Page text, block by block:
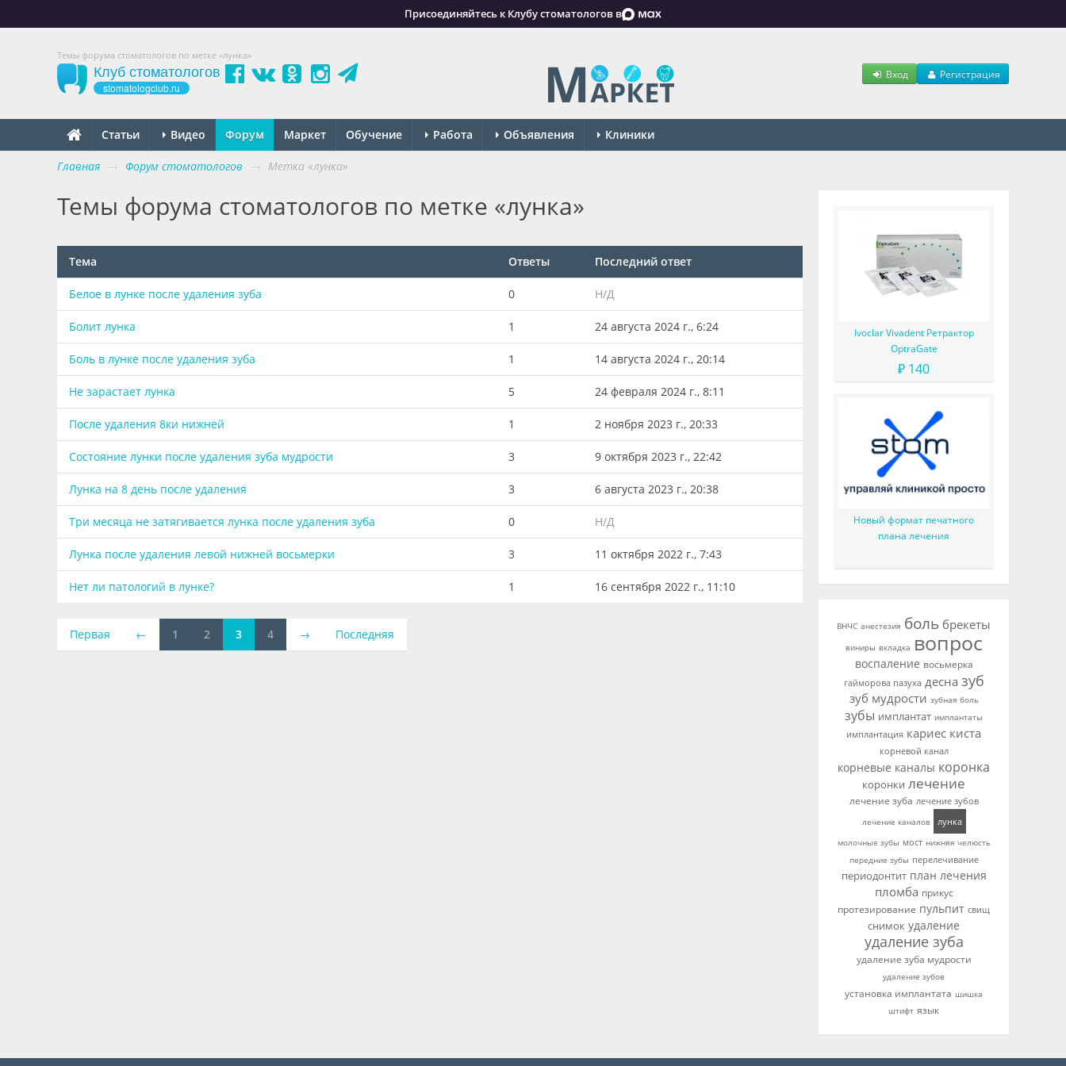
Присоединяйтесь к Клубу стоматологов в
Темы форума стоматологов по метке «лунка»
Клуб стоматологов
stomatologclub.ru
Вход Регистрация
Статьи Видео Форум Маркет Обучение Работа Объявления Клиники
Главная → Форум стоматологов → Метка «лунка»
Темы форума стоматологов по метке «лунка»
Тема Ответы Последний ответ
Белое в лунке после удаления зуба 0 Н/Д
Болит лунка 1 24 августа 2024 г., 6:24
Боль в лунке после удаления зуба 1 14 августа 2024 г., 20:14
Не зарастает лунка 5 24 февраля 2024 г., 8:11
После удаления 8ки нижней 1 2 ноября 2023 г., 20:33
Состояние лунки после удаления зуба мудрости 3 9 октября 2023 г., 22:42
Лунка на 8 день после удаления 3 6 августа 2023 г., 20:38
Три месяца не затягивается лунка после удаления зуба 0 Н/Д
Лунка после удаления левой нижней восьмерки 3 11 октября 2022 г., 7:43
Нет ли патологий в лунке? 1 16 сентября 2022 г., 11:10
Первая ← 1 2 3 4 → Последняя
Ivoclar Vivadent Ретрактор
OptraGate
₽ 140
Новый формат печатного
плана лечения
ВНЧС анестезия боль брекеты
виниры вкладка вопрос
воспаление восьмерка
гайморова пазуха десна зуб
зуб мудрости зубная боль
зубы имплантат имплантаты
имплантация кариес киста
корневой канал
корневые каналы коронка
коронки лечение
лечение зуба лечение зубов
лечение каналов
лунка
молочные зубы мост нижняя челюсть
передние зубы перелечивание
периодонтит план лечения
пломба прикус
протезирование пульпит свищ
снимок удаление
удаление зуба
удаление зуба мудрости
удаление зубов
установка имплантата шишка
штифт язык